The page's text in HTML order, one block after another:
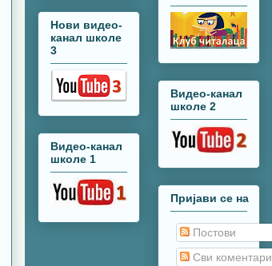
Нови видео-
канал школе
3
Видео-канал
школе 1
Видео-канал
школе 2
Пријави се на
Постови
Сви коментари